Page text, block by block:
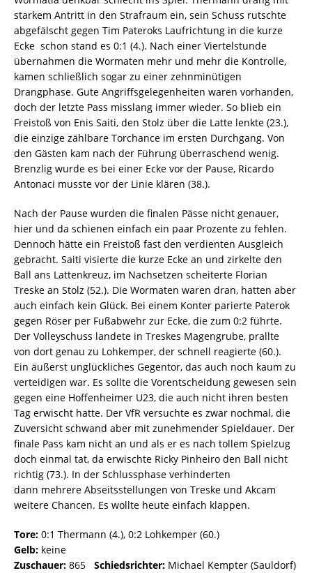
starkem Antritt in den Strafraum ein, sein Schuss rutschte
abgefälscht gegen Tim Pateroks Laufrichtung in die kurze
Ecke  schon stand es 0:1 (4.). Nach einer Viertelstunde
übernahmen die Wormaten mehr und mehr die Kontrolle,
kamen schließlich sogar zu einer zehnminütigen
Drangphase. Gute Angriffsgelegenheiten waren vorhanden,
doch der letzte Pass misslang immer wieder. So blieb ein
Freistoß von Enis Saiti, den Stolz über die Latte lenkte (23.),
die einzige zählbare Torchance im ersten Durchgang. Von
den Gästen kam nach der Führung überraschend wenig.
Brenzlig wurde es bei einer Ecke vor der Pause, Ricardo
Antonaci musste vor der Linie klären (38.).
Nach der Pause wurden die finalen Pässe nicht genauer,
hier und da schienen einfach ein paar Prozente zu fehlen.
Dennoch hätte ein Freistoß fast den verdienten Ausgleich
gebracht. Saiti visierte die kurze Ecke an und zirkelte den
Ball ans Lattenkreuz, im Nachsetzen scheiterte Florian
Treske an Stolz (52.). Die Wormaten waren dran, hatten aber
auch einfach kein Glück. Bei einem Konter parierte Paterok
gegen Röser per Fußabwehr zur Ecke, die zum 0:2 führte.
Der Volleyschuss landete in Treskes Magengrube, prallte
von dort genau zu Lohkemper, der schnell reagierte (60.).
Ein äußerst unglückliches Gegentor, das auch noch kaum zu
verteidigen war. Es sollte die Vorentscheidung gewesen sein
gegen eine Hoffenheimer U23, die auch nicht ihren besten
Tag erwischt hatte. Der VfR versuchte es zwar nochmal, die
Zuversicht schwand aber mit zunehmender Spieldauer. Der
finale Pass kam nicht an und als er es nach tollem Spielzug
doch einmal tat, da erwischte Ricky Pinheiro den Ball nicht
richtig (73.). In der Schlussphase verhinderten
dann mehrere Abseitsstellungen von Treske und Akcam
weitere Chancen. Es wollte heute einfach klappen.
Tore: 0:1 Thermann (4.), 0:2 Lohkemper (60.)
Gelb: keine
Zuschauer: 865 Schiedsrichter: Michael Kempter (Sauldorf)